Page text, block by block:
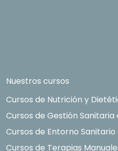
Nuestros cursos
Cursos de Nutrición y
Cursos de Gestión Sanitaria
Cursos de Entorno Sanitario
Cursos de Terapias